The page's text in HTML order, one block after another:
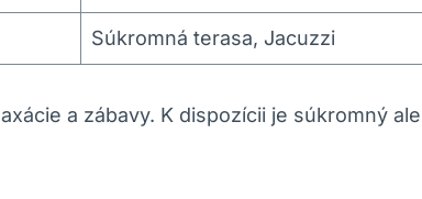
Súkromná terasa, Jacuzzi
a zábavy. K dispozícii je súkromný